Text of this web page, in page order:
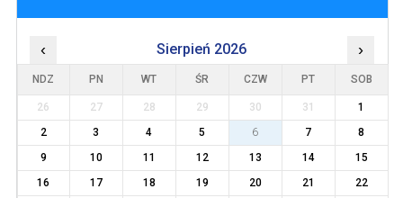
‹ Sierpień 2026 ›
NDZ PN WT ŚR CZW PT SOB
26 27 28 29 30 31
1
2
3 4 5 6 7
8
9
10 11 12 13 14
15
16
17 18 19 20 21
22